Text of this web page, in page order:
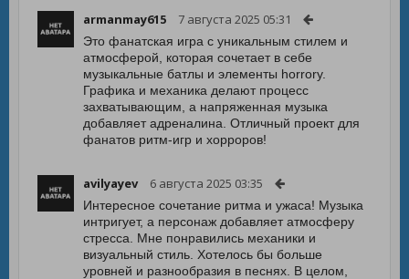
armanmay615 7 августа 2025 05:31
Это фанатская игра с уникальным стилем и
атмосферой, которая сочетает в себе
музыкальные батлы и элементы horrory.
Графика и механика делают процесс
захватывающим, а напряженная музыка
добавляет адреналина. Отличный проект для
фанатов ритм-игр и хорроров!
avilyayev 6 августа 2025 03:35
Интересное сочетание ритма и ужаса! Музыка
интригует, а персонаж добавляет атмосферу
стресса. Мне понравились механики и
визуальный стиль. Хотелось бы больше
уровней и разнообразия в песнях. В целом,